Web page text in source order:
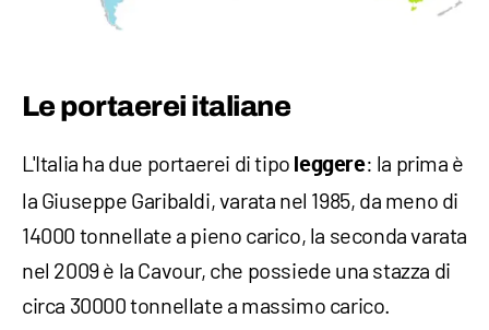
Le portaerei italiane
L'Italia ha due portaerei di tipo leggere: la prima è
la Giuseppe Garibaldi, varata nel 1985, da meno di
14000 tonnellate a pieno carico, la seconda varata
nel 2009 è la Cavour, che possiede una stazza di
circa 30000 tonnellate a massimo carico.